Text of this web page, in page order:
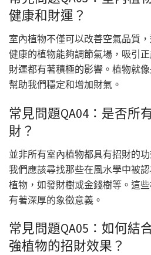
健康和財運？
室內植物不僅可以改善空氣品質
健康的植物能夠調節氣場，吸引
財運都有著積極的影響。植物就
幫助我們穩定和增加財氣。
常見問題QA04：是否所
財？
並非所有室內植物都具有招財的
我們應該尋找那些在風水學中被
植物，如發財樹或金錢樹等。這
有著深厚的象徵意義。
常見問題QA05：如何結
強植物的招財效果？